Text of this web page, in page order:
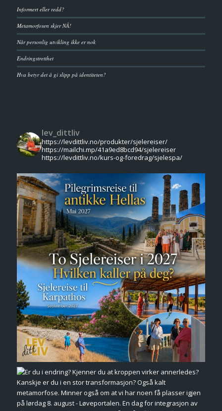
Informert eller redd?
Metamorfosen skjer NÅ!
Når personlig utvikling ikke er nok
Endringstretthet
Hva betyr det å gi slipp på identiteten?
lev_dittliv
https://levdittliv.no/produkter/sjelereiser/
https://mailchi.mp/41a9ed8bcd94/sjelereiser
https://levdittliv.no/kurs-og-foredrag/sjelespa/